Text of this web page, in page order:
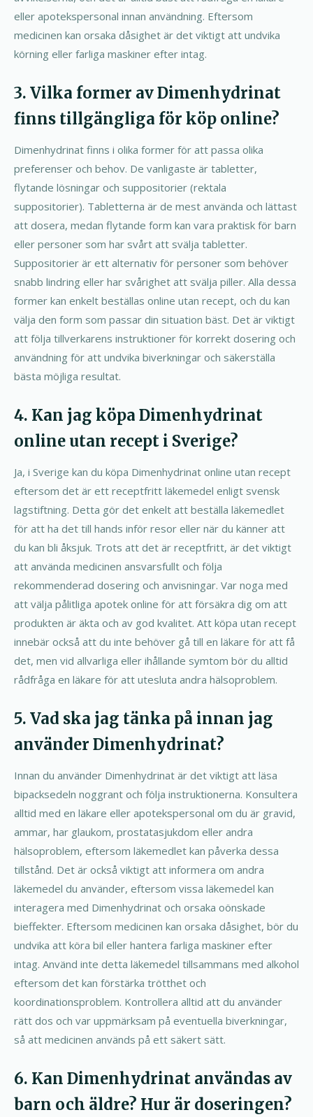
eller apotekspersonal innan användning. Eftersom
medicinen kan orsaka dåsighet är det viktigt att undvika
körning eller farliga maskiner efter intag.
3. Vilka former av Dimenhydrinat
finns tillgängliga för köp online?
Dimenhydrinat finns i olika former för att passa olika
preferenser och behov. De vanligaste är tabletter,
flytande lösningar och suppositorier (rektala
suppositorier). Tabletterna är de mest använda och lättast
att dosera, medan flytande form kan vara praktisk för barn
eller personer som har svårt att svälja tabletter.
Suppositorier är ett alternativ för personer som behöver
snabb lindring eller har svårighet att svälja piller. Alla dessa
former kan enkelt beställas online utan recept, och du kan
välja den form som passar din situation bäst. Det är viktigt
att följa tillverkarens instruktioner för korrekt dosering och
användning för att undvika biverkningar och säkerställa
bästa möjliga resultat.
4. Kan jag köpa Dimenhydrinat
online utan recept i Sverige?
Ja, i Sverige kan du köpa Dimenhydrinat online utan recept
eftersom det är ett receptfritt läkemedel enligt svensk
lagstiftning. Detta gör det enkelt att beställa läkemedlet
för att ha det till hands inför resor eller när du känner att
du kan bli åksjuk. Trots att det är receptfritt, är det viktigt
att använda medicinen ansvarsfullt och följa
rekommenderad dosering och anvisningar. Var noga med
att välja pålitliga apotek online för att försäkra dig om att
produkten är äkta och av god kvalitet. Att köpa utan recept
innebär också att du inte behöver gå till en läkare för att få
det, men vid allvarliga eller ihållande symtom bör du alltid
rådfråga en läkare för att utesluta andra hälsoproblem.
5. Vad ska jag tänka på innan jag
använder Dimenhydrinat?
Innan du använder Dimenhydrinat är det viktigt att läsa
bipacksedeln noggrant och följa instruktionerna. Konsultera
alltid med en läkare eller apotekspersonal om du är gravid,
ammar, har glaukom, prostatasjukdom eller andra
hälsoproblem, eftersom läkemedlet kan påverka dessa
tillstånd. Det är också viktigt att informera om andra
läkemedel du använder, eftersom vissa läkemedel kan
interagera med Dimenhydrinat och orsaka oönskade
bieffekter. Eftersom medicinen kan orsaka dåsighet, bör du
undvika att köra bil eller hantera farliga maskiner efter
intag. Använd inte detta läkemedel tillsammans med alkohol
eftersom det kan förstärka trötthet och
koordinationsproblem. Kontrollera alltid att du använder
rätt dos och var uppmärksam på eventuella biverkningar,
så att medicinen används på ett säkert sätt.
6. Kan Dimenhydrinat användas av
barn och äldre? Hur är doseringen?